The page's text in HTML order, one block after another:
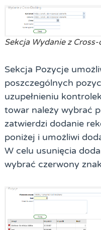
Sekcja Wydanie z
Sekcja Pozycje
poszczególnych
uzupełnieniu
towar należy wybrać
zatwierdzi dodanie
poniżej i umożliwi
W celu usunięcia
wybrać czerwony znak